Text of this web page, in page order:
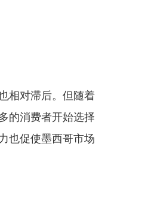
相对滞后。但随着
的消费者开始选择
也促使墨西哥市场